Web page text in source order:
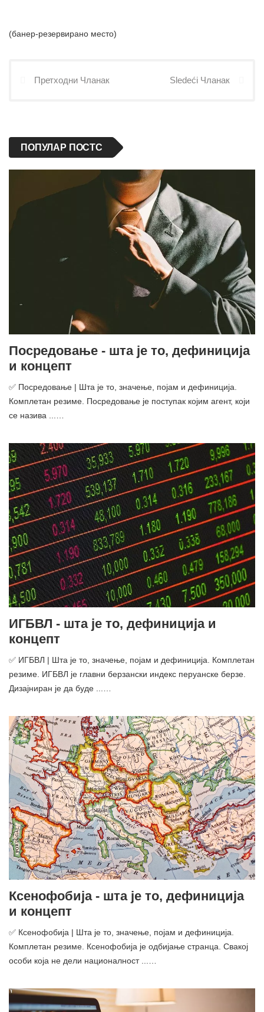
(банер-резервирано место)
Претходни Чланак Sledeći Чланак
ПОПУЛАР ПОСТС
Посредовање - шта је то, дефиниција
и концепт
✅ Посредовање | Шта је то, значење, појам и дефиниција.
Комплетан резиме. Посредовање је поступак којим агент, који
се назива ...…
ИГБВЛ - шта је то, дефиниција и
концепт
✅ ИГБВЛ | Шта је то, значење, појам и дефиниција. Комплетан
резиме. ИГБВЛ је главни берзански индекс перуанске берзе.
Дизајниран је да буде ...…
Ксенофобија - шта је то, дефиниција
и концепт
✅ Ксенофобија | Шта је то, значење, појам и дефиниција.
Комплетан резиме. Ксенофобија је одбијање странца. Свакој
особи која не дели националност ...…